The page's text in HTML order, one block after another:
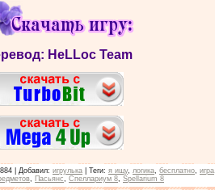
HeLLoc Team
| Добавил: игрулька Теги: я ищу, логика бесплатно игра
Пасьянс Спеллариум 8 Spellarium 8